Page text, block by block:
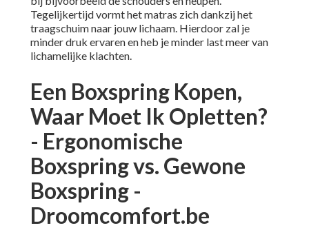
Tegelijkertijd vormt het matras zich dankzij het
traagschuim naar jouw lichaam. Hierdoor zal je
minder druk ervaren en heb je minder last meer van
lichamelijke klachten.
Een Boxspring Kopen,
Waar Moet Ik Opletten?
- Ergonomische
Boxspring vs. Gewone
Boxspring -
Droomcomfort.be